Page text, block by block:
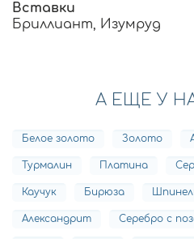
Вставки
Бриллиант, Изумруд
А ЕЩЕ У
Белое золото Золото
Турмалин Платина
Каучук Бирюза
Александрит Серебро с